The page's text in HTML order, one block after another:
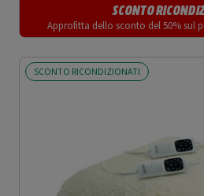
SCONTO
Approfitta dello sconto del 50% sul
SCONTO RICONDIZIONATI